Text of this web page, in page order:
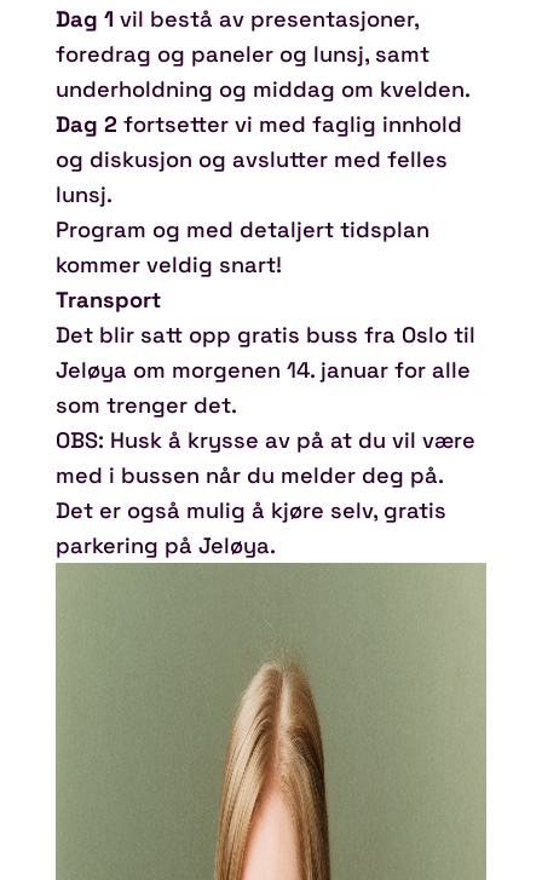
Dag 1 vil bestå av presentasjoner,
foredrag og paneler og lunsj, samt
underholdning og middag om kvelden.
Dag 2 fortsetter vi med faglig innhold
og diskusjon og avslutter med felles
lunsj.
Program og med detaljert tidsplan
kommer veldig snart!
Transport
Det blir satt opp gratis buss fra Oslo til
Jeløya om morgenen 14. januar for alle
som trenger det.
OBS: Husk å krysse av på at du vil være
med i bussen når du melder deg på.
Det er også mulig å kjøre selv, gratis
parkering på Jeløya.